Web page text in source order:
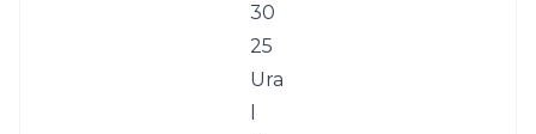
30
25
Ura